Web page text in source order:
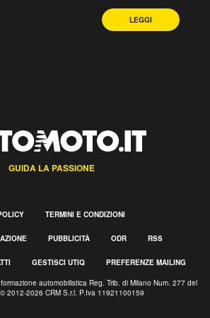
LEGGI
GUIDA LA PASSIONE
TERMINI E CONDIZIONI
PUBBLICITÀ ODR RSS
GESTISCI UTIQ PREFERENZE MAILING
automobilistica Reg. Trib. di Milano Num. 277 del
2012-2026 CRM S.r.l. P.Iva 11921100159